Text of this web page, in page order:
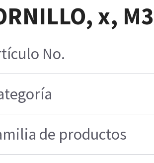
x,
No.
de productos